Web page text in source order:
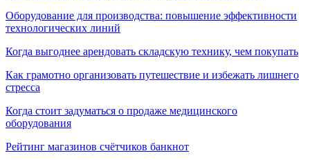
Оборудование для производства: повышение эффективности
технологических линий
Когда выгоднее арендовать складскую технику, чем покупать
Как грамотно организовать путешествие и избежать лишнего
стресса
Когда стоит задуматься о продаже медицинского
оборудования
Рейтинг магазинов счётчиков банкнот